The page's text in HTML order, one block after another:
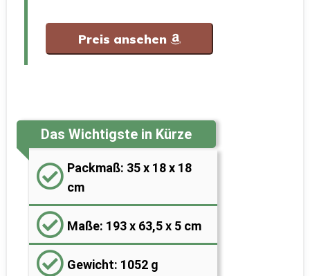
Preis ansehen
Das Wichtigste in Kürze
Packmaß: 35 x 18 x 18
cm
Maße: 193 x 63,5 x 5 cm
Gewicht: 1052 g